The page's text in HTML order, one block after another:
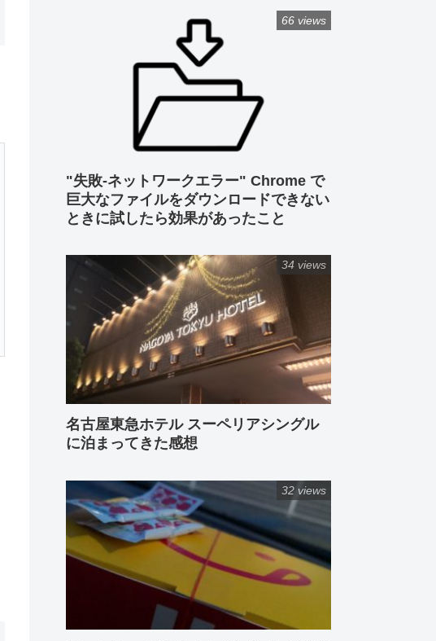
"失敗-ネットワークエラー" Chrome で
巨大なファイルをダウンロードできない
ときに試したら効果があったこと
66 views
名古屋東急ホテル スーペリアシングル
に泊まってきた感想
34 views
32 views